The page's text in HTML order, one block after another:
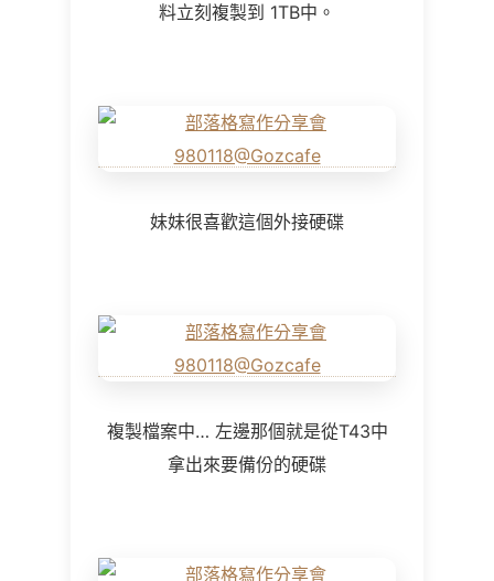
料立刻複製到 1TB中。
妹妹很喜歡這個外接硬碟
複製檔案中… 左邊那個就是從T43中
拿出來要備份的硬碟